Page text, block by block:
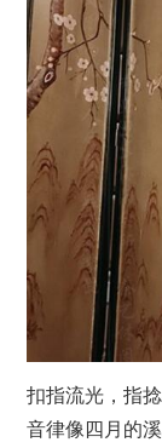
扣指流光，指
音律像四月的